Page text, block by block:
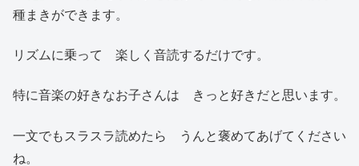
種まきができます。
リズムに乗って 楽しく音読するだけです。
特に音楽の好きなお子さんは きっと好きだと思います。
一文でもスラスラ読めたら うんと褒めてあげてください
ね。